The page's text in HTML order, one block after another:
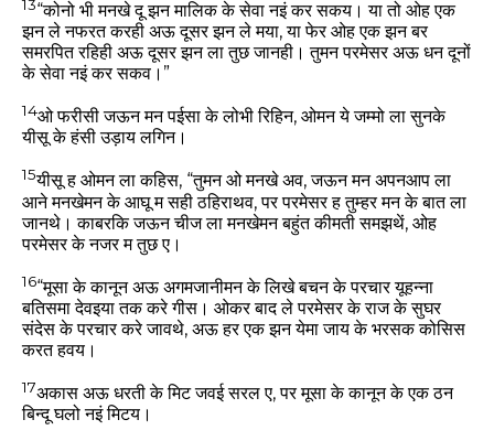
13“कोनो भी मनखे दू झन मालिक के सेवा नइं कर सकय। या तो ओह एक
झन ले नफरत करही अऊ दूसर झन ले मया, या फेर ओह एक झन बर
समरपित रहिही अऊ दूसर झन ला तुछ जानही। तुमन परमेसर अऊ धन दूनों
के सेवा नइं कर सकव।”
14ओ फरीसी जऊन मन पईसा के लोभी रिहिन, ओमन ये जम्मो ला सुनके
यीसू के हंसी उड़ाय लगिन।
15यीसू ह ओमन ला कहिस, “तुमन ओ मनखे अव, जऊन मन अपनआप ला
आने मनखेमन के आघू म सही ठहिराथव, पर परमेसर ह तुम्हर मन के बात ला
जानथे। काबरकि जऊन चीज ला मनखेमन बहुंत कीमती समझथें, ओह
परमेसर के नजर म तुछ ए।
16“मूसा के कानून अऊ अगमजानीमन के लिखे बचन के परचार यूहन्ना
बतिसमा देवइया तक करे गीस। ओकर बाद ले परमेसर के राज के सुघर
संदेस के परचार करे जावथे, अऊ हर एक झन येमा जाय के भरसक कोसिस
करत हवय।
17अकास अऊ धरती के मिट जवई सरल ए, पर मूसा के कानून के एक ठन
बिन्दू घलो नइं मिटय।